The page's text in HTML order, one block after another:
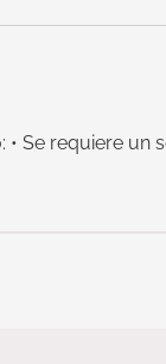
Se requiere